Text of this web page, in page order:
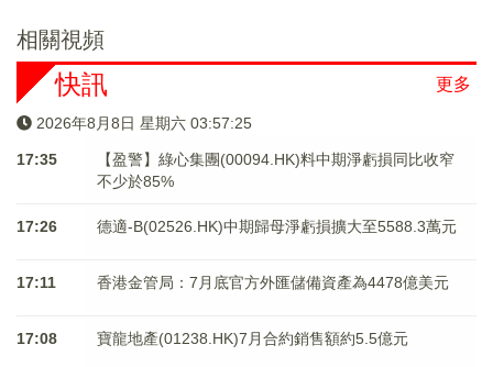
相關視頻
更多
快訊
2026年8月8日 星期六 03:57:25
17:35
【盈警】綠心集團(00094.HK)料中期淨虧損同比收窄
不少於85%
17:26 德適-B(02526.HK)中期歸母淨虧損擴大至5588.3萬元
17:11 香港金管局：7月底官方外匯儲備資產為4478億美元
17:08 寶龍地產(01238.HK)7月合約銷售額約5.5億元